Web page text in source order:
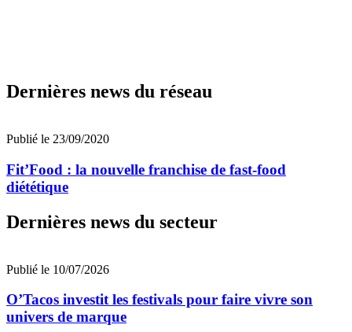
Dernières news du réseau
Publié le 23/09/2020
Fit’Food : la nouvelle franchise de fast-food
diététique
Dernières news du secteur
Publié le 10/07/2026
O’Tacos investit les festivals pour faire vivre son
univers de marque